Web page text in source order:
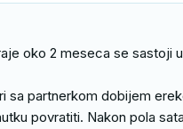
oko 2 meseca se sastoji
sa partnerkom dobijem
povratiti. Nakon pola